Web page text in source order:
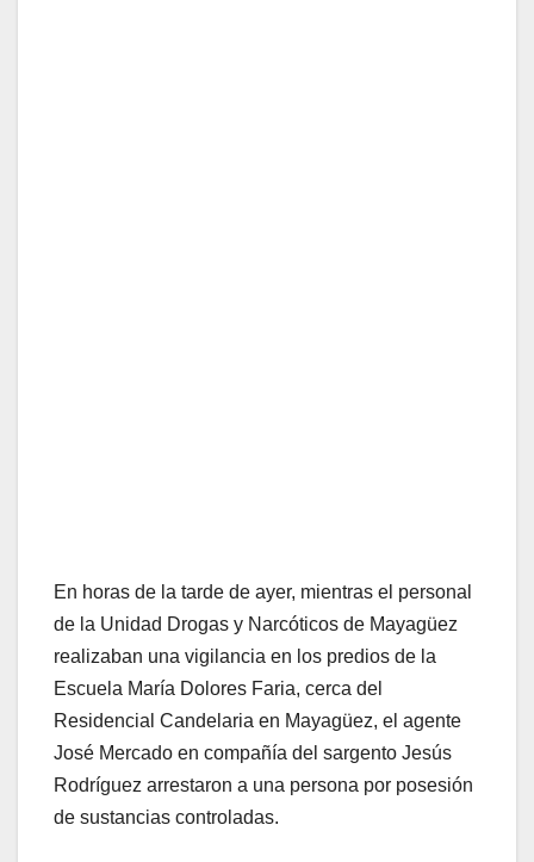
En horas de la tarde de ayer, mientras el personal
de la Unidad Drogas y Narcóticos de Mayagüez
realizaban una vigilancia en los predios de la
Escuela María Dolores Faria, cerca del
Residencial Candelaria en Mayagüez, el agente
José Mercado en compañía del sargento Jesús
Rodríguez arrestaron a una persona por posesión
de sustancias controladas.